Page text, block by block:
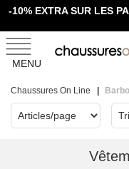
-10% EXTRA SUR LES
MENU
Chaussures On Line